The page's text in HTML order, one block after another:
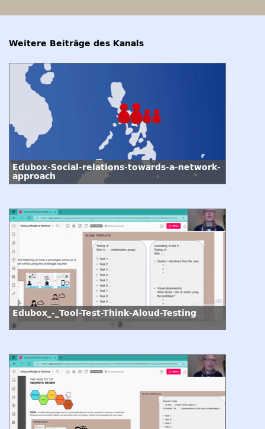
Weitere Beiträge des Kanals
Edubox-Social-relations-towards-a-network-
approach
Edubox_-_Tool-Test-Think-Aloud-Testing